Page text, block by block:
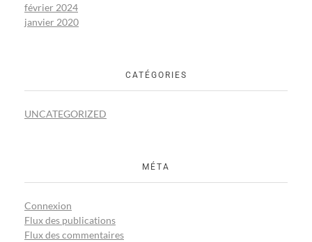
février 2024
janvier 2020
CATÉGORIES
UNCATEGORIZED
MÉTA
Connexion
Flux des publications
Flux des commentaires